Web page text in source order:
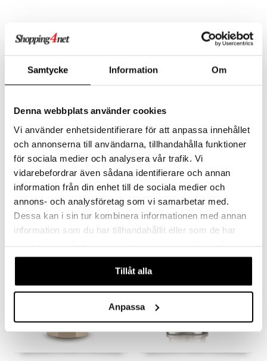
Samtycke Information Om
Denna webbplats använder cookies
Vi använder enhetsidentifierare för att anpassa innehållet
och annonserna till användarna, tillhandahålla funktioner
för sociala medier och analysera vår trafik. Vi
vidarebefordrar även sådana identifierare och annan
information från din enhet till de sociala medier och
annons- och analysföretag som vi samarbetar med.
Dessa kan i sin tur kombinera informationen med annan
information som du har tillhandahållit eller som de har
våra cookies vid fortsatt användande av vår webbplats.
Tillåt alla
Anpassa
Kahvinkeitin Mini Express
BIALETTI
Bialettin kahvinkeitin Mini Express on klassisesti muotoiltu keitin ja tänään erittäin uniikki.
100 €
Keitin Moka 6 kuppia
BIALETTI
48 €